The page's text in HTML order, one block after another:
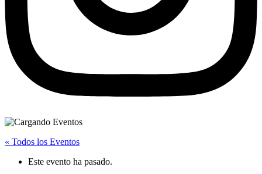
« Todos los Eventos
Este evento ha pasado.